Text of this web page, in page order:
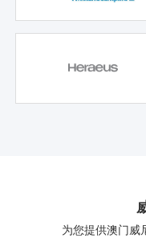
为您提供澳门威